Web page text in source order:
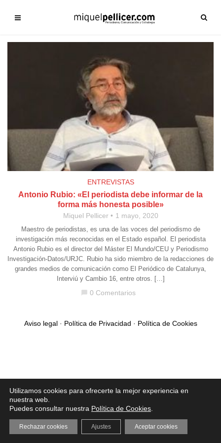
ENTREVISTAS
Antonio Rubio: «El periodista debe informar de la
forma más honesta posible»
Miquel Pellicer 1 mayo, 2020
Maestro de periodistas, es una de las voces del periodismo de
investigación más reconocidas en el Estado español. El periodista
Antonio Rubio es el director del Máster El Mundo/CEU y Periodismo
Investigación-Datos/URJC. Rubio ha sido miembro de la redacciones de
grandes medios de comunicación como El Periódico de Catalunya,
Interviú y Cambio 16, entre otros. […]
chat_bubble 0 Comentarios
Aviso legal· Política de Privacidad · Política de Cookies
Utilizamos cookies para ofrecerte la mejor experiencia en
nuestra web.
Puedes consultar nuestra Política de Cookies
Aceptar cookies
Rechazar cookies Ajustes